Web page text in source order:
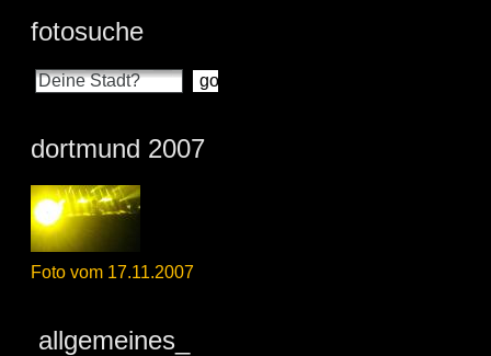
fotosuche
dortmund 2007
Foto vom 17.11.2007
allgemeines_